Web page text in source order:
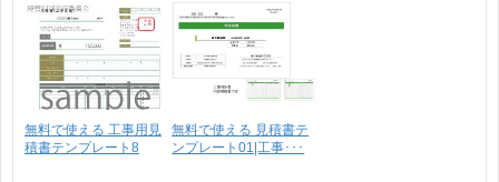
無料で使える 工事用見
積書テンプレート8
無料で使える 見積書テ
ンプレート01|工事･･･